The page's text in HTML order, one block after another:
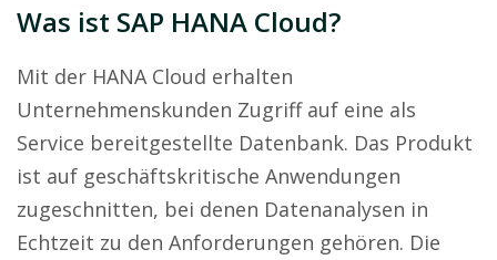
Was ist SAP HANA Cloud?
Mit der HANA Cloud erhalten
Unternehmenskunden Zugriff auf eine als
Service bereitgestellte Datenbank. Das Produkt
ist auf geschäftskritische Anwendungen
zugeschnitten, bei denen Datenanalysen in
Echtzeit zu den Anforderungen gehören. Die